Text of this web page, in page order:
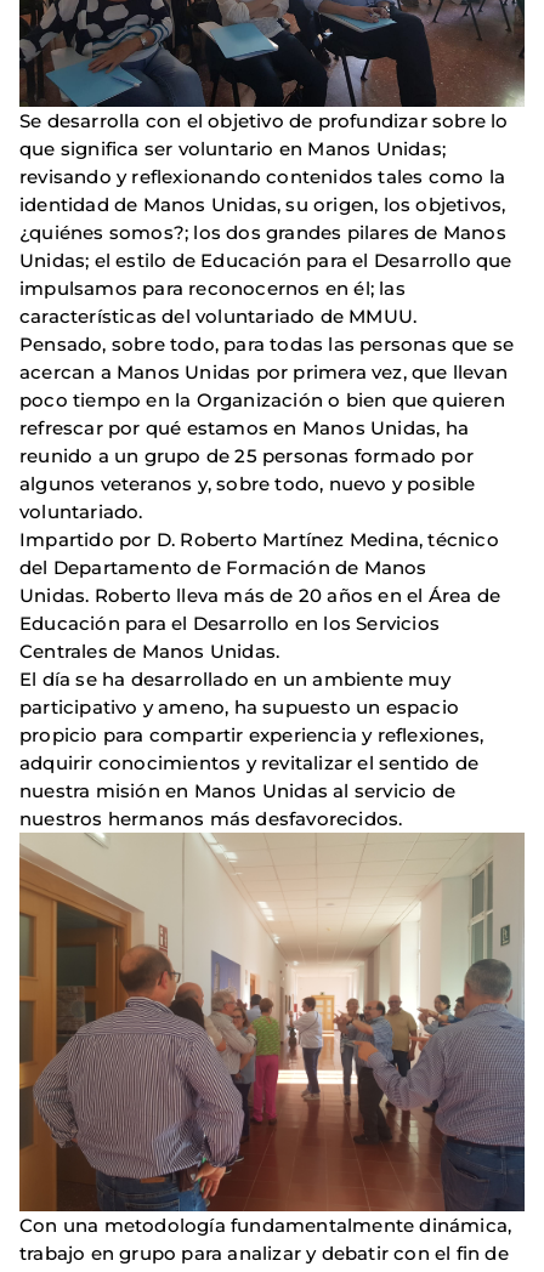
Se desarrolla con el objetivo de profundizar sobre lo
que significa ser voluntario en Manos Unidas;
revisando y reflexionando contenidos tales como la
identidad de Manos Unidas, su origen, los objetivos,
¿quiénes somos?; los dos grandes pilares de Manos
Unidas; el estilo de Educación para el Desarrollo que
impulsamos para reconocernos en él; las
características del voluntariado de MMUU.
Pensado, sobre todo, para todas las personas que se
acercan a Manos Unidas por primera vez, que llevan
poco tiempo en la Organización o bien que quieren
refrescar por qué estamos en Manos Unidas, ha
reunido a un grupo de 25 personas formado por
algunos veteranos y, sobre todo, nuevo y posible
voluntariado.
Impartido por D. Roberto Martínez Medina, técnico
del Departamento de Formación de Manos
Unidas. Roberto lleva más de 20 años en el Área de
Educación para el Desarrollo en los Servicios
Centrales de Manos Unidas.
El día se ha desarrollado en un ambiente muy
participativo y ameno, ha supuesto un espacio
propicio para compartir experiencia y reflexiones,
adquirir conocimientos y revitalizar el sentido de
nuestra misión en Manos Unidas al servicio de
nuestros hermanos más desfavorecidos.
Con una metodología fundamentalmente dinámica,
trabajo en grupo para analizar y debatir con el fin de